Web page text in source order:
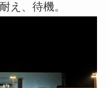
え、待機。